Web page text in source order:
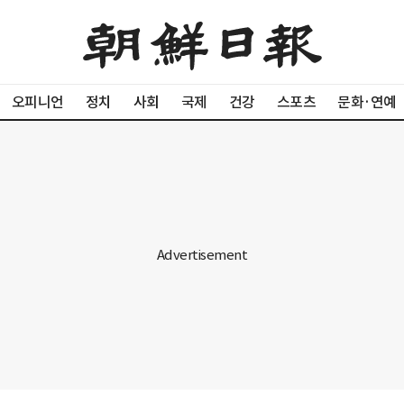
오피니언 정치 사회 국제 건강 스포츠 문화·연예